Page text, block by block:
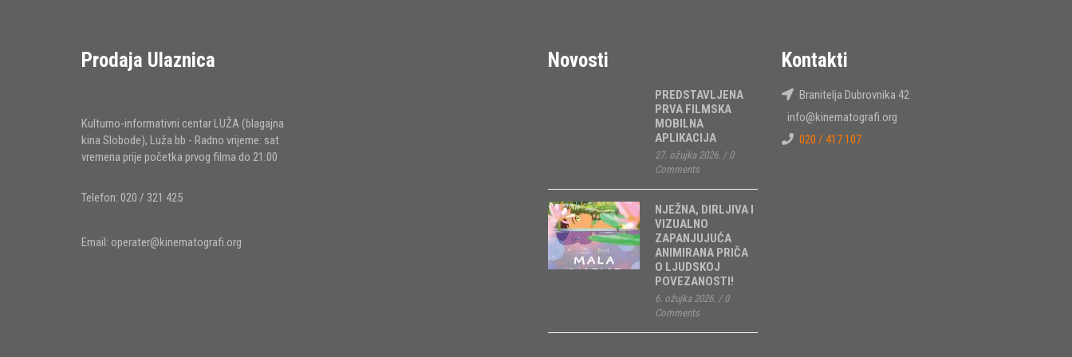
Prodaja Ulaznica
Kulturno-informativni centar LUŽA (blagajna
kina Slobode), Luža bb - Radno vrijeme: sat
vremena prije početka prvog filma do 21:00
Telefon: 020 / 321 425
Email: operater@kinematografi.org
Novosti
PREDSTAVLJENA
PRVA FILMSKA
MOBILNA
APLIKACIJA
27. ožujka 2026. / 0
Comments
NJEŽNA, DIRLJIVA I
VIZUALNO
ZAPANJUJUĆA
ANIMIRANA PRIČA
O LJUDSKOJ
POVEZANOSTI!
6. ožujka 2026. / 0
Comments
Kontakti
Branitelja Dubrovnika 42
info@kinematografi.org
020 / 417 107